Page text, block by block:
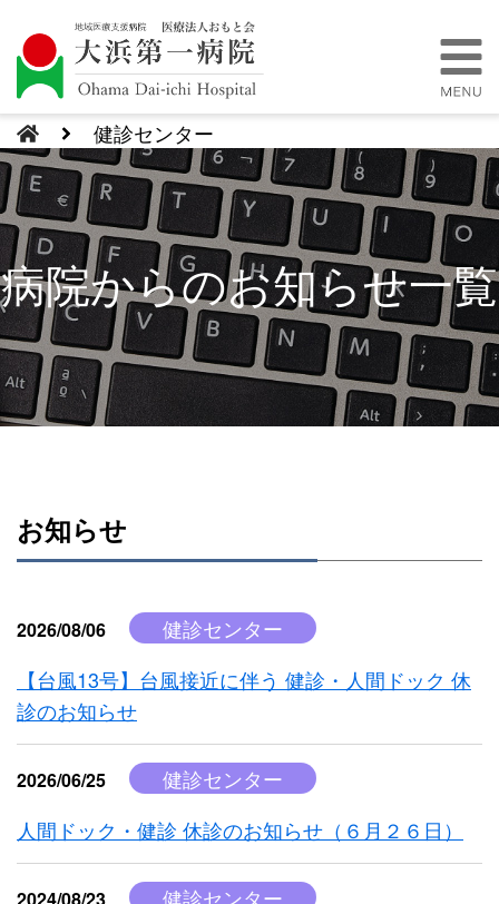
健診センター
病院からのお知らせ一覧
お知らせ
2026/08/06
健診センター
【台風13号】台風接近に伴う 健診・人間ドック 休
診のお知らせ
2026/06/25
健診センター
人間ドック・健診 休診のお知らせ（６月２６日）
健診センター